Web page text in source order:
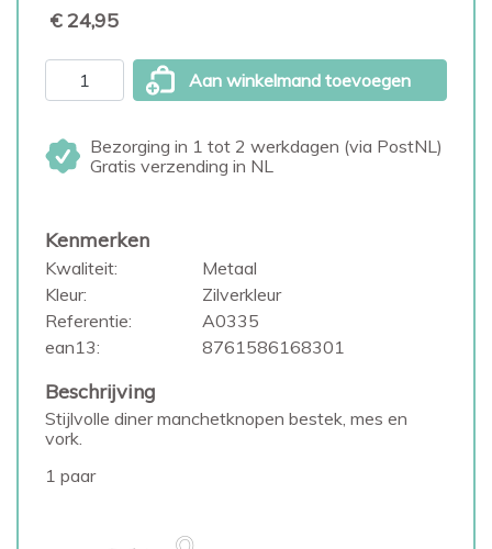
€ 24,95
Aan winkelmand toevoegen
Bezorging in 1 tot 2 werkdagen (via PostNL)
Gratis verzending in NL
Kenmerken
Kwaliteit:
Metaal
Kleur:
Zilverkleur
Referentie:
A0335
ean13:
8761586168301
Beschrijving
Stijlvolle diner manchetknopen bestek, mes en
vork.
1 paar